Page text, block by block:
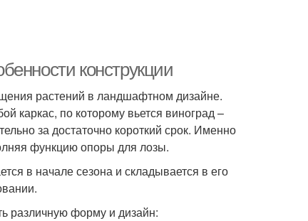
конструкции
растений в ландшафтном дизайне.
каркас, по которому вьется виноград –
за достаточно короткий срок. Именно
функцию опоры для лозы.
в начале сезона и складывается в его
различную форму и дизайн: